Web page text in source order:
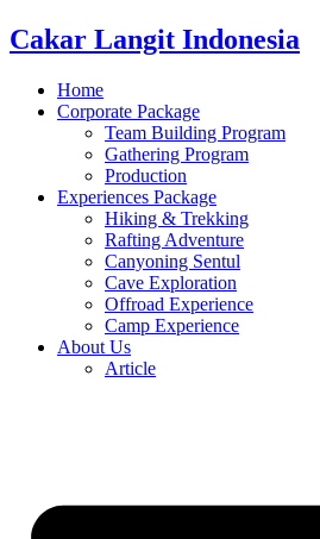
Cakar Langit Indonesia
Home
Corporate Package
Team Building Program
Gathering Program
Production
Experiences Package
Hiking & Trekking
Rafting Adventure
Canyoning Sentul
Cave Exploration
Offroad Experience
Camp Experience
About Us
Article